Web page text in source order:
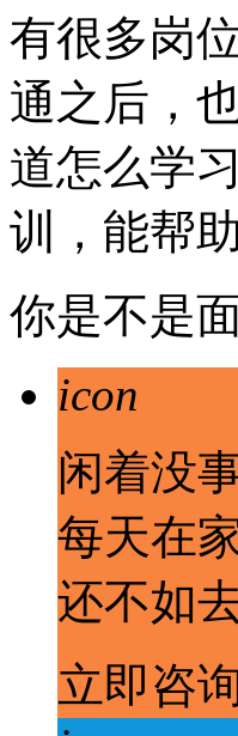
有很多岗
通之后，
道怎么学
训，能帮
你是不是
icon
闲着没
每天在
还不如
立即咨